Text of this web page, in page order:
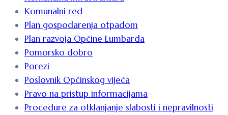
Komunalni red
Plan gospodarenja otpadom
Plan razvoja Općine Lumbarda
Pomorsko dobro
Porezi
Poslovnik Općinskog vijeća
Pravo na pristup informacijama
Procedure za otklanjanje slabosti i nepravilnosti